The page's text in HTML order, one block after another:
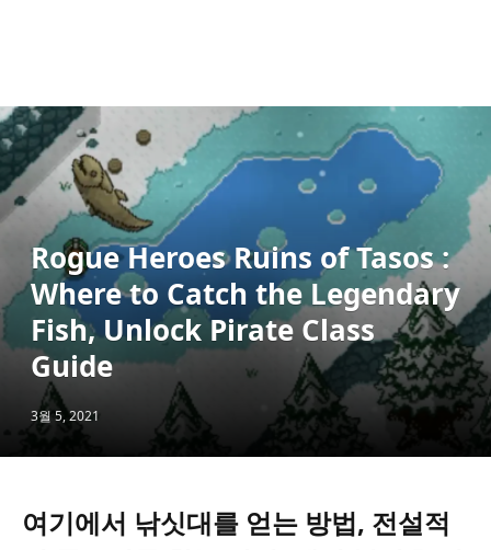
Rogue Heroes Ruins of Tasos :
Where to Catch the Legendary
Fish, Unlock Pirate Class
Guide
3월 5, 2021
여기에서 낚싯대를 얻는 방법, 전설적